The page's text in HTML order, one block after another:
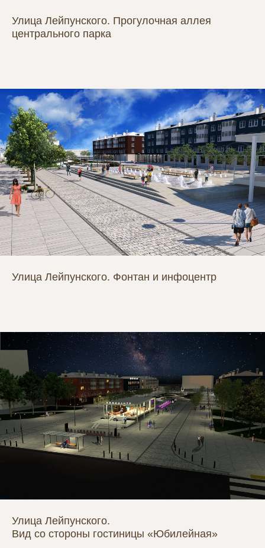
Улица Лейпунского. Прогулочная аллея
центрального парка
Улица Лейпунского. Фонтан и инфоцентр
Улица Лейпунского.
Вид со стороны гостиницы «Юбилейная»